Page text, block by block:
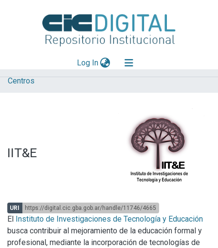
Log In(current)
Explorar
Centros
IIT&E
URI https://digital.cic.gba.gob.ar/handle/11746/4665
El Instituto de Investigaciones de Tecnología y Educación
busca contribuir al mejoramiento de la educación formal y
profesional, mediante la incorporación de tecnologías de